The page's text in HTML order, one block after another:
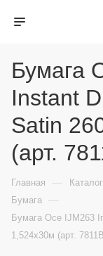
Бумага
Instant
Satin
(арт.
Главная — Каталог
Бумага —
Бумага Oce IJM263
1,524х30м (арт.